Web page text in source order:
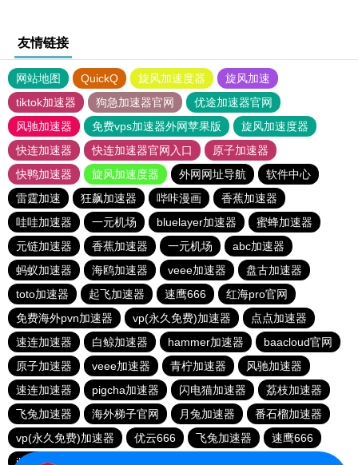
友情链接
网站地图 QuickQ 旋风加速度器
旋风加速
tiktok加速器
狗急加速器官网
优途加速器官网
风驰加速器
免费vps加速器外网苹果版
旋风加速度器
快连加速器
快连加速器官网入口
原子加速器
快鸭加速器
旋风加速度器 外网网址导航
软件中心
雷霆加速
狂飙加速器 哔咔漫画
香蕉加速器
哇哇加速器
一元机场 bluelayer加速器
蜜蜂加速器
元链加速器
香蕉加速器 一元机场
abc加速器
蚂蚁加速器
海鸥加速器 veee加速器
盘古加速器
toto加速器
起飞加速器 速鹰666
红海pro官网
免费海外pvn加速器
vp(永久免费)加速器
点点加速器
速连加速器
白鲸加速器 hammer加速器
baacloud官网
原子加速器
veee加速器 青柠加速器
风驰加速器
速连加速器
pigcha加速器 闪电猫加速器
荔枝加速器
飞兔加速器
海外梯子官网 月兔加速器
番石榴加速器
vp(永久免费)加速器
优云666 飞兔加速器
速鹰666
ikuuu.me加速器官网